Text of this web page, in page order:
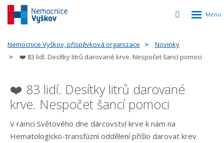
Vyhledávání
Rozbalení
Nemocnice Vyškov, příspěvková organizace
Novinky
❤️ 83 lidí. Desítky litrů darované krve. Nespočet šancí pomoci
❤️ 83 lidí. Desítky litrů darované
krve. Nespočet šancí pomoci
V rámci Světového dne dárcovství krve k nám na
Hematologicko-transfúzní oddělení přišlo darovat krev